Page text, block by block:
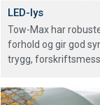
LED-lys
Tow-Max har
forhold og gir god
trygg,